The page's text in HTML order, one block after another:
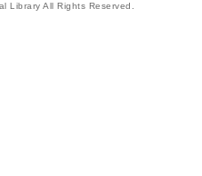
Library All Rights Reserved.